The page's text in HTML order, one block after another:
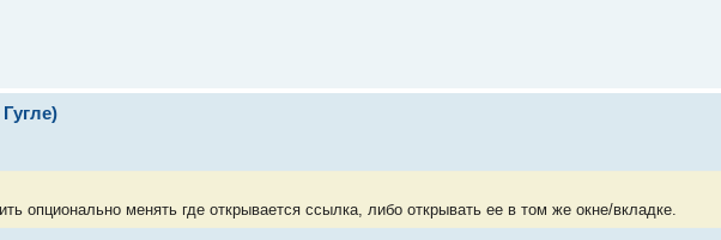
опционально менять где открывается ссылка, либо открывать ее в том же окне/вкладке.